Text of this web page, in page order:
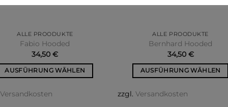
ALLE PROODUKTE
Fabio Hooded
34,50€
AUSFÜHRUNG WÄHLEN
Produkt
Versandkosten
ALLE PROODUKTE
Bernhard Hooded
34,50 €
AUSFÜHRUNG WÄHLEN
Produkt
zzgl.Versandkosten